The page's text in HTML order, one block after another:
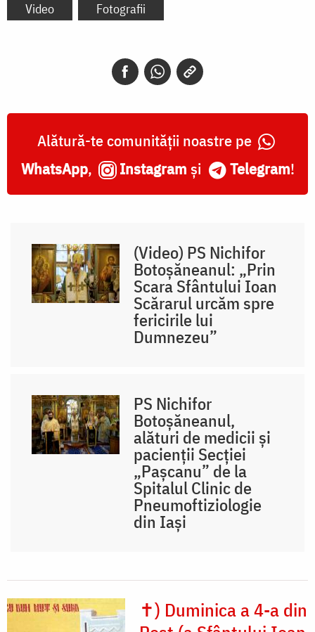
Video Fotografii
Alătură-te comunității noastre pe
WhatsApp, Instagram și Telegram!
(Video) PS Nichifor
Botoșăneanul: „Prin
Scara Sfântului Ioan
Scărarul urcăm spre
fericirile lui
Dumnezeu”
PS Nichifor
Botoșăneanul,
alături de medicii și
pacienții Secției
„Pașcanu” de la
Spitalul Clinic de
Pneumoftiziologie
din Iaşi
✝) Duminica a 4-a din